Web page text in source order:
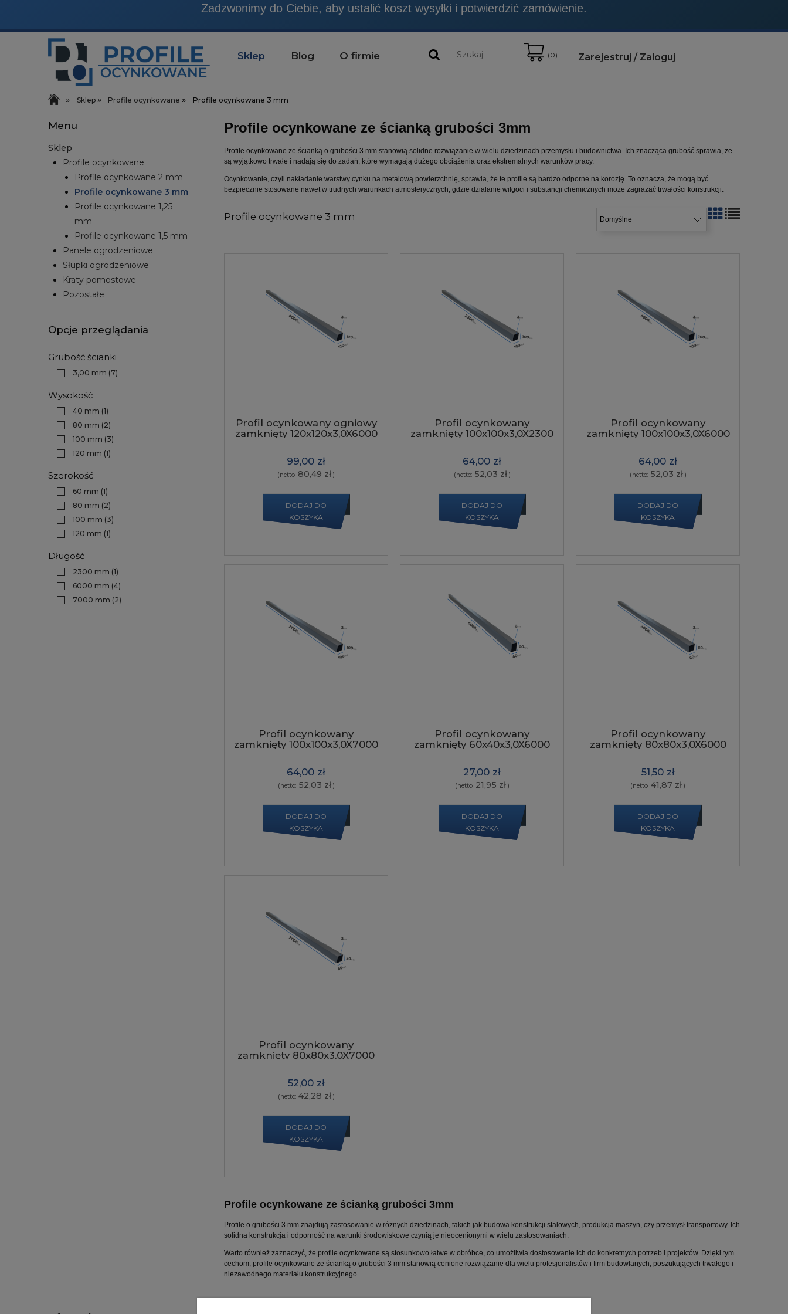
Sklep Blog O firmie (0) Zarejestruj Zaloguj
» Sklep » Profile ocynkowane » Profile ocynkowane 3 mm
Menu
Sklep
Profile ocynkowane
Profile ocynkowane 2 mm
Profile ocynkowane 3 mm
Profile ocynkowane 1,25
mm
Profile ocynkowane 1,5 mm
Panele ogrodzeniowe
Słupki ogrodzeniowe
Kraty pomostowe
Pozostałe
Opcje przeglądania
Grubość ścianki
3,00 mm (7)
Wysokość
40 mm (1)
80 mm (2)
100 mm (3)
120 mm (1)
Szerokość
60 mm (1)
80 mm (2)
100 mm (3)
120 mm (1)
Długość
2300 mm (1)
6000 mm (4)
7000 mm (2)
Profile ocynkowane ze ścianką grubości 3mm
Profile ocynkowane ze ścianką o grubości 3 mm stanowią solidne rozwiązanie w wielu dziedzinach przemysłu i budownictwa. Ich znacząca grubość sprawia, że
są wyjątkowo trwałe i nadają się do zadań, które wymagają dużego obciążenia oraz ekstremalnych warunków pracy.
Ocynkowanie, czyli nakładanie warstwy cynku na metalową powierzchnię, sprawia, że te profile są bardzo odporne na korozję. To oznacza, że mogą być
bezpiecznie stosowane nawet w trudnych warunkach atmosferycznych, gdzie działanie wilgoci i substancji chemicznych może zagrażać trwałości konstrukcji.
Profile ocynkowane 3 mm
Profil ocynkowany ogniowy
zamknięty 120x120x3,0X6000
99,00 zł
(netto: 80,49 zł )
DODAJ DO
KOSZYKA
Profil ocynkowany
zamknięty 100x100x3,0X2300
64,00 zł
(netto: 52,03 zł)
DODAJ DO
KOSZYKA
Profil ocynkowany
zamknięty 100x100x3,0X6000
64,00 zł
(netto: 52,03 zł)
DODAJ DO
KOSZYKA
Profil ocynkowany
zamknięty 100x100x3,0X7000
64,00 zł
(netto: 52,03 zł)
DODAJ DO
KOSZYKA
Profil ocynkowany
zamknięty 60x40x3,0X6000
27,00 zł
(netto: 21,95 zł)
DODAJ DO
KOSZYKA
Profil ocynkowany
zamknięty 80x80x3,0X6000
51,50 zł
(netto: 41,87 zł )
DODAJ DO
KOSZYKA
Profil ocynkowany
zamknięty 80x80x3,0X7000
52,00 zł
(netto: 42,28 zł)
DODAJ DO
KOSZYKA
Profile ocynkowane ze ścianką grubości 3mm
Profile o grubości 3 mm znajdują zastosowanie w różnych dziedzinach, takich jak budowa konstrukcji stalowych, produkcja maszyn, czy przemysł transportowy. Ich
solidna konstrukcja i odporność na warunki środowiskowe czynią je nieocenionymi w wielu zastosowaniach.
Warto również zaznaczyć, że profile ocynkowane są stosunkowo łatwe w obróbce, co umożliwia dostosowanie ich do konkretnych potrzeb i projektów. Dzięki tym
cechom, profile ocynkowane ze ścianką o grubości 3 mm stanowią cenione rozwiązanie dla wielu profesjonalistów i firm budowlanych, poszukujących trwałego i
niezawodnego materiału konstrukcyjnego.